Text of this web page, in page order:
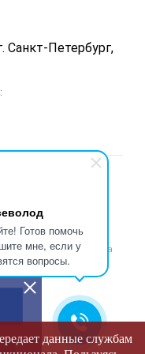
Готов помочь
мне, если у
вопросы.
Санкт-Петербург,
права защищены.
на данном сайте,
гиперссылки на
данные службам